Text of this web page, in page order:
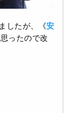
したが、《安
ったので改